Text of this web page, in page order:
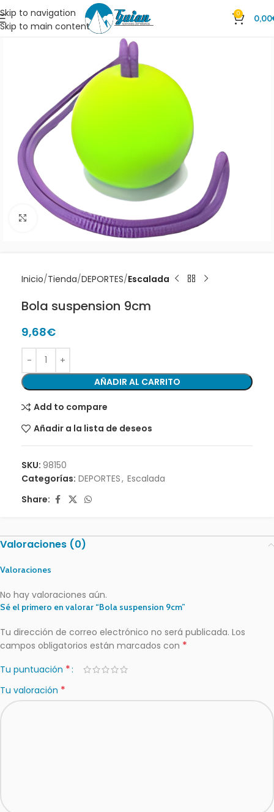
Skip to navigation
Skip to main content
0 0,00
Clic para ampliar
Inicio Tienda DEPORTES Escalada
Bola suspension 9cm
9,68€
AÑADIR AL CARRITO
Add to compare
Añadir a la lista de deseos
SKU: 98150
Categorías: DEPORTES, Escalada
Share:
Valoraciones (0)
Valoraciones
No hay valoraciones aún.
Sé el primero en valorar “Bola suspension 9cm”
Tu dirección de correo electrónico no será publicada. Los
campos obligatorios están marcados con *
Tu puntuación *
Tu valoración *